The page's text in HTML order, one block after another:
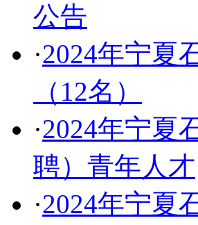
公告
·2024年宁夏
（12名）
·2024年宁夏
聘）青年人才
·2024年宁夏